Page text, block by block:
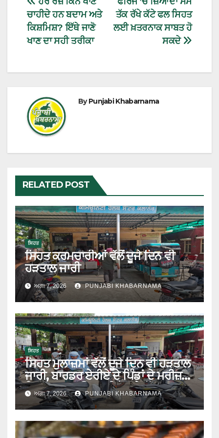
ਤੱਕ ਰੱਖੇ ਕੱਟੇ ਫਲ ਸਿਹਤ
ਲਈ ਖ਼ਤਰਨਾਕ ਸਾਬਤ ਹੋ
ਸਕਦੇ
ਚਾਹੀਦੇ ਹਨ ਬਦਾਮ ਅਤੇ
ਕਿਸ਼ਮਿਸ਼? ਇੱਥੇ ਜਾਣੋ
ਖਾਣ ਦਾ ਸਹੀ ਤਰੀਕਾ
ByPunjabi Khabarnama
RELATED POST
ਸਿਹਤ
ਸਿਹਤ ਕਰਮਚਾਰੀਆਂ ਵੱਲੋਂ ਦੂਜੇ ਦਿਨ ਵੀ
ਹੜਤਾਲ ਜਾਰੀ
ਅਗਃ 7, 2026 PUNJABI KHABARNAMA
ਸਿਹਤ
ਸਿਹਤ ਮੁਲਾਜ਼ਮਾਂ ਵੱਲੋਂ ਦੂਜੇ ਦਿਨ ਵੀ ਹੜਤਾਲ
ਜਾਰੀ, ਬਾਰਡਰ ਏਰੀਏ ਦੇ ਪਿੰਡਾਂ ਦੇ ਮਰੀਜ਼
ਇਲਾਜ ਕਰਵਾਉਣ ਲਈ ਹੋ ਰਹੇ ਖੱਜਲ-ਖੁਆਰ
ਅਗਃ 7, 2026 PUNJABI KHABARNAMA